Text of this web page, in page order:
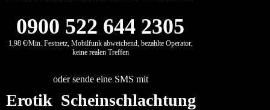
0900 522 644 2305
1,98 €/Min. Festnetz, Mobilfunk abweichend, bezahlte Operator,
keine realen Treffen
oder sende eine SMS mit
Erotik Scheinschlachtung